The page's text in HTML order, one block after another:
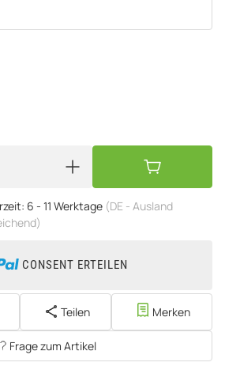
6 - 11 Werktage (DE - Ausland
CONSENT ERTEILEN
Teilen Merken
Frage zum Artikel